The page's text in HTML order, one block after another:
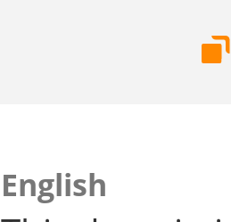
English